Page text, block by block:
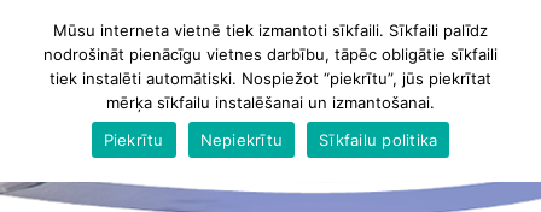
Mūsu interneta vietnē tiek izmantoti sīkfaili. Sīkfaili palīdz
nodrošināt pienācīgu vietnes darbību, tāpēc obligātie sīkfaili
tiek instalēti automātiski. Nospiežot “piekrītu”, jūs piekrītat
mērķa sīkfailu instalēšanai un izmantošanai.
Piekrītu
Nepiekrītu Sīkfailu politika